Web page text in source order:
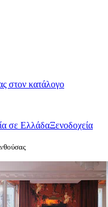
στον κατάλογο
σε ΕλλάδαΞενοδοχεία